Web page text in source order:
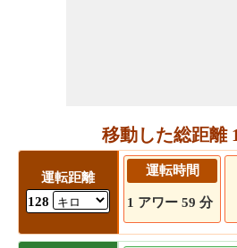
移動した総距離
運転距離
128
運転時間
1 アワー 59 分